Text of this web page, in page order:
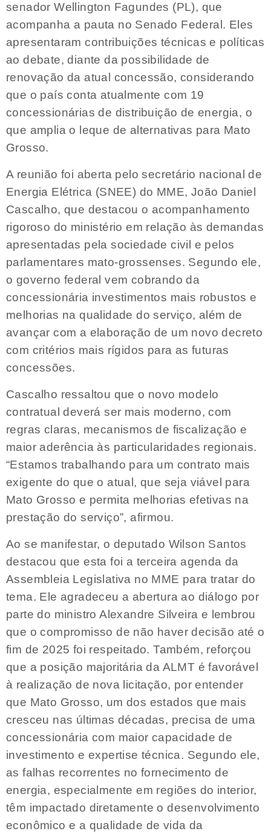
senador Wellington Fagundes (PL), que
acompanha a pauta no Senado Federal. Eles
apresentaram contribuições técnicas e políticas
ao debate, diante da possibilidade de
renovação da atual concessão, considerando
que o país conta atualmente com 19
concessionárias de distribuição de energia, o
que amplia o leque de alternativas para Mato
Grosso.
A reunião foi aberta pelo secretário nacional de
Energia Elétrica (SNEE) do MME, João Daniel
Cascalho, que destacou o acompanhamento
rigoroso do ministério em relação às demandas
apresentadas pela sociedade civil e pelos
parlamentares mato-grossenses. Segundo ele,
o governo federal vem cobrando da
concessionária investimentos mais robustos e
melhorias na qualidade do serviço, além de
avançar com a elaboração de um novo decreto
com critérios mais rígidos para as futuras
concessões.
Cascalho ressaltou que o novo modelo
contratual deverá ser mais moderno, com
regras claras, mecanismos de fiscalização e
maior aderência às particularidades regionais.
“Estamos trabalhando para um contrato mais
exigente do que o atual, que seja viável para
Mato Grosso e permita melhorias efetivas na
prestação do serviço”, afirmou.
Ao se manifestar, o deputado Wilson Santos
destacou que esta foi a terceira agenda da
Assembleia Legislativa no MME para tratar do
tema. Ele agradeceu a abertura ao diálogo por
parte do ministro Alexandre Silveira e lembrou
que o compromisso de não haver decisão até o
fim de 2025 foi respeitado. Também, reforçou
que a posição majoritária da ALMT é favorável
à realização de nova licitação, por entender
que Mato Grosso, um dos estados que mais
cresceu nas últimas décadas, precisa de uma
concessionária com maior capacidade de
investimento e expertise técnica. Segundo ele,
as falhas recorrentes no fornecimento de
energia, especialmente em regiões do interior,
têm impactado diretamente o desenvolvimento
econômico e a qualidade de vida da